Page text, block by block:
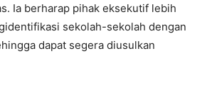
Ia berharap pihak eksekutif lebih
sekolah-sekolah dengan
dapat segera diusulkan